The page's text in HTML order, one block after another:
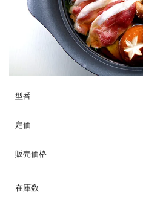
型番
定価
販売価格
在庫数